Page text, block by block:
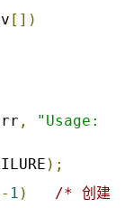
[])
,
"Usage:
);
- 1 )
/* 创建